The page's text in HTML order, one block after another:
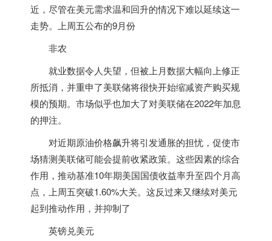
近，尽管在美元需求温和回升的情况下难以延续这一
走势。上周五公布的9月份
非农
就业数据令人失望，但被上月数据大幅向上修正
所抵消，并重申了美联储将很快开始缩减资产购买规
模的预期。市场似乎也加大了对美联储在2022年加息
的押注。
对近期原油价格飙升将引发通胀的担忧，促使市
场猜测美联储可能会提前收紧政策。这些因素的综合
作用，推动基准10年期美国国债收益率升至四个月高
点，上周五突破1.60%大关。这反过来又继续对美元
起到推动作用，并抑制了
英镑兑美元